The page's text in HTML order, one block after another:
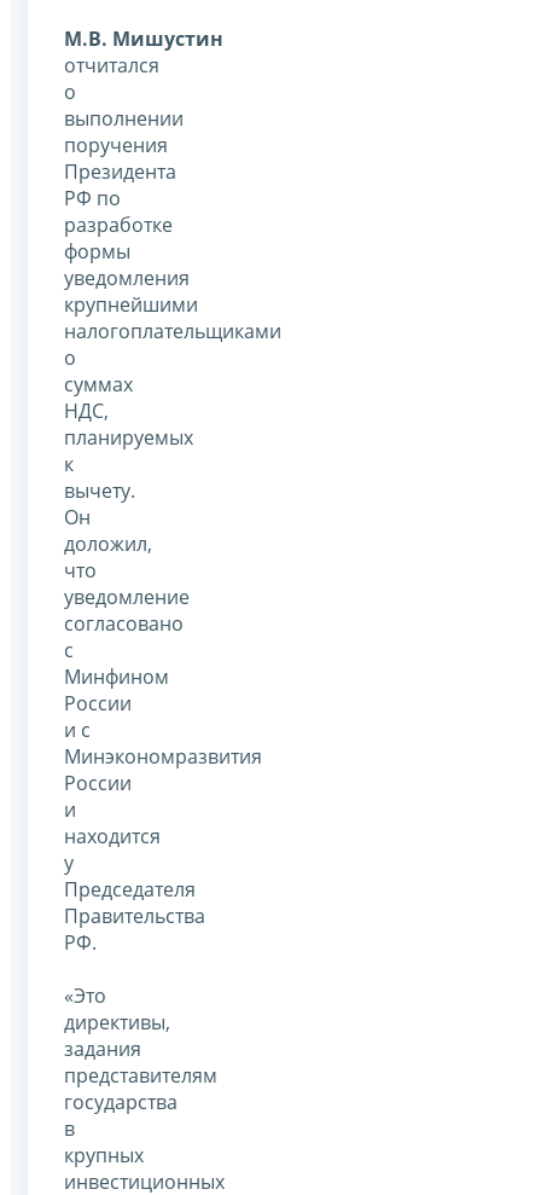
М.В. Мишустин
отчитался
о
выполнении
поручения
Президента
РФ по
разработке
формы
уведомления
крупнейшими
налогоплательщиками
о
суммах
НДС,
планируемых
к
вычету.
Он
доложил,
что
уведомление
согласовано
с
Минфином
России
и с
Минэкономразвития
России
и
находится
у
Председателя
Правительства
РФ.
«Это
директивы,
задания
представителям
государства
в
крупных
инвестиционных